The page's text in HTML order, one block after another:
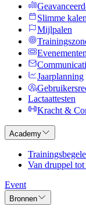
Slimme
Mijlpalen
Jaarplanning
Lactaattesten
Kracht &
Academy
Van druppel
Event
Bronnen